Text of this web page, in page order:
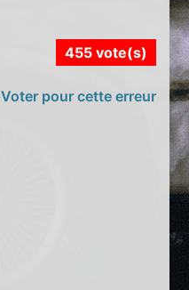
455 vote(s)
Voter pour cette erreur